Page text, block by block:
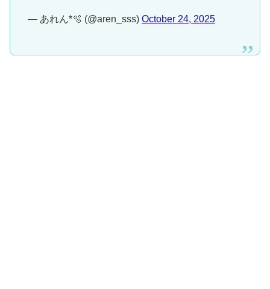
— あれん*🫧 (@aren_sss) October 24, 2025